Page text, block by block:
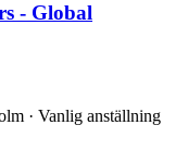
- Global
· Vanlig anställning